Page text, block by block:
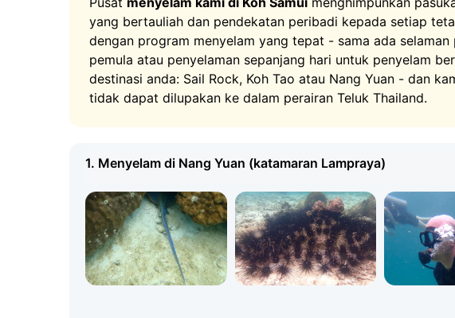
mana sebuah katamaran belayar ke Nang Yuan. Sebaik tiba,
akan menyambut anda, menjalankan taklimat keselamatan
dua selaman. Antara selaman terdapat masa lapang di
mendaki ke titik pandang panoramik. Tour menyelam dari
keluarga: sementara penyelam berada di bawah air, rakan-
Tao
yang bertauliah dan pendekatan peribadi kepada setiap
dengan program menyelam yang tepat - sama ada
pemula atau penyelaman sepanjang hari untuk penyelam
destinasi anda: Sail Rock, Koh Tao atau Nang Yuan - dan
tidak dapat dilupakan ke dalam perairan Teluk Thailand.
1. Menyelam di Nang Yuan (katamaran Lampraya)